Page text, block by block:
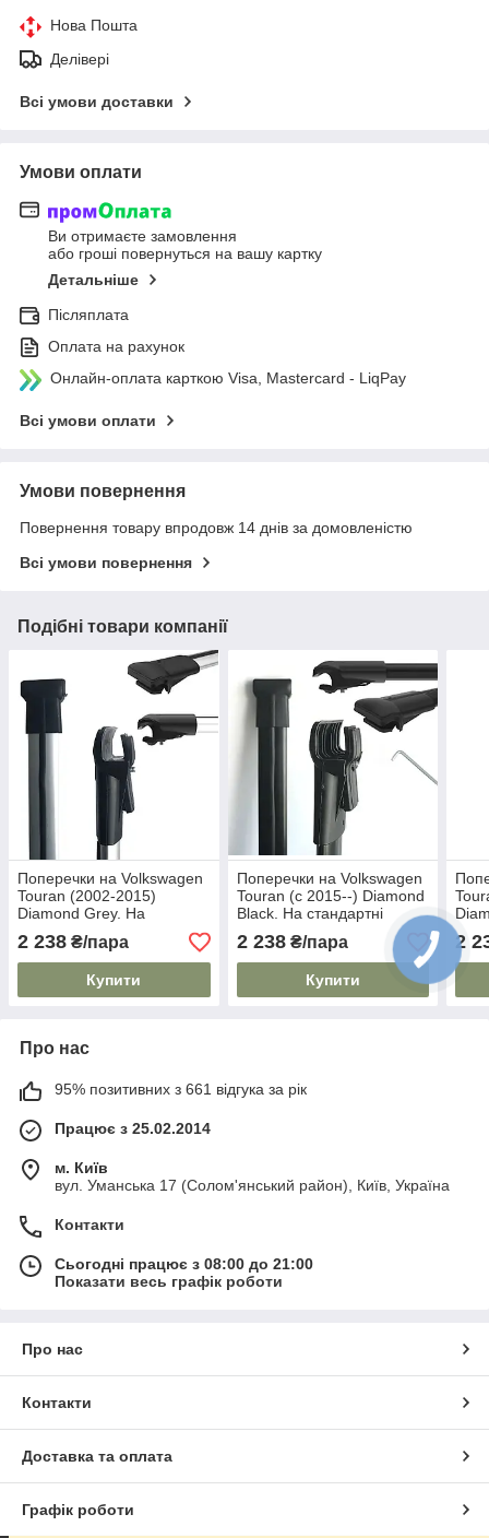
Нова Пошта
Делівері
Всі умови доставки
Умови оплати
Ви отримаєте замовлення
або гроші повернуться на вашу картку
Детальніше
Післяплата
Оплата на рахунок
Онлайн-оплата карткою Visa, Mastercard - LiqPay
Всі умови оплати
Умови повернення
Повернення товару впродовж 14 днів за домовленістю
Всі умови повернення
Подібні товари компанії
Поперечки на Volkswagen
Touran (2002-2015)
Diamond Grey. На
стандартні рейлінги. Сірі
2 238 ₴/пара
Купити
Поперечки на Volkswagen
Touran (c 2015--) Diamond
Black. На стандартні
рейлінги. Чорні
2 238₴/пара
Купити
2
Про нас
95% позитивних з 661 відгука за рік
Працює з 25.02.2014
м. Київ
вул. Уманська 17 (Солом'янський район), Київ, Україна
Контакти
Сьогодні працює з 08:00 до 21:00
Показати весь графік роботи
Про нас
Контакти
Доставка та оплата
Графік роботи